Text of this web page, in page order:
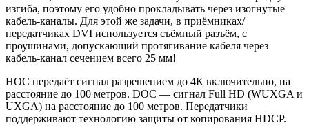
изгиба, поэтому его удобно прокладывать через изогнутые
кабель-каналы. Для этой же задачи, в приёмниках/
передатчиках DVI используется съёмный разъём, с
проушинами, допускающий протягивание кабеля через
кабель-канал сечением всего 25 мм!
HOC передаёт сигнал разрешением до 4К включительно, на
расстояние до 100 метров. DOC — сигнал Full HD (WUXGA и
UXGA) на расстояние до 100 метров. Передатчики
поддерживают технологию защиты от копирования HDCP.